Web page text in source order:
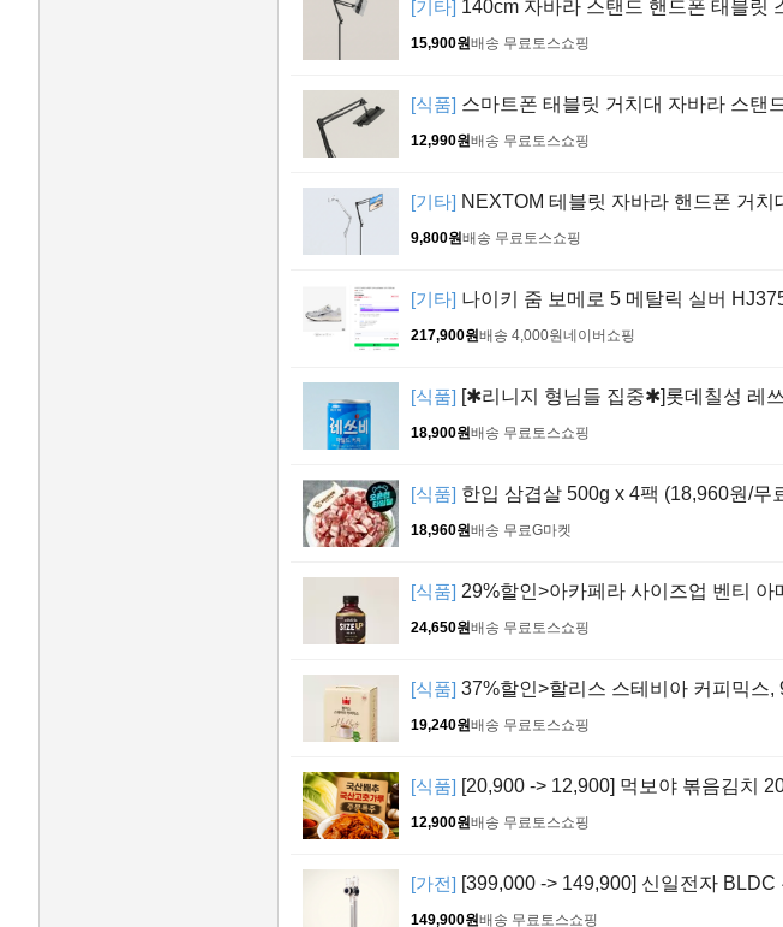
[기타] 140cm 자바라 스탠드 핸드폰 태블릿
15,900원배송 무료토스쇼핑
[식품] 스마트폰 태블릿 거치대 자바라 스탠
12,990원배송 무료토스쇼핑
[기타] NEXTOM 테블릿 자바라 핸드폰 거
9,800원배송 무료토스쇼핑
[기타] 나이키 줌 보메로 5 메탈릭 실버
217,900원배송 4,000원네이버쇼핑
[식품] [✱리니지 형님들 집중✱]롯데칠성 레
18,900원배송 무료토스쇼핑
[식품] 한입 삼겹살 500g x 4팩 (18,960원/무
18,960원배송 무료G마켓
[식품] 29%할인>아카페라 사이즈업 벤티 아
24,650원배송 무료토스쇼핑
[식품] 37%할인>할리스 스테비아 커피믹스,
19,240원배송 무료토스쇼핑
[식품] [20,900 -> 12,900] 먹보야 볶음김치
12,900원배송 무료토스쇼핑
[가전] [399,000 -> 149,900] 신일전자
149,900원배송 무료토스쇼핑